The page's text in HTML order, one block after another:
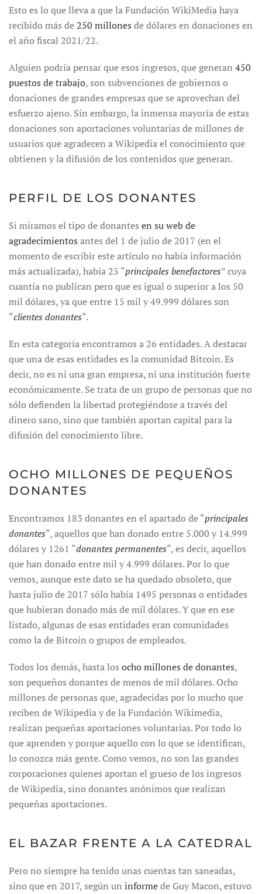
Esto es lo que lleva a que la Fundación WikiMedia haya
recibido más de250 millones de dólares en donaciones en
el año fiscal 2021/22.
Alguien podría pensar que esos ingresos, que generan 450
puestos de trabajo, son subvenciones de gobiernos o
donaciones de grandes empresas que se aprovechan del
esfuerzo ajeno. Sin embargo, la inmensa mayoría de estas
donaciones son aportaciones voluntarias de millones de
usuarios que agradecen a Wikipedia el conocimiento que
obtienen y la difusión de los contenidos que generan.
PERFIL DE LOS DONANTES
Si miramos el tipo de donantes en su web de
agradecimientos antes del 1 de julio de 2017 (en el
momento de escribir este artículo no había información
más actualizada), había 25 “principales benefactores” cuya
cuantía no publican pero que es igual o superior a los 50
mil dólares, ya que entre 15 mil y 49.999 dólares son
“clientes donantes“.
En esta categoría encontramos a 26 entidades. A destacar
que una de esas entidades es la comunidad Bitcoin. Es
decir, no es ni una gran empresa, ni una institución fuerte
económicamente. Se trata de un grupo de personas que no
sólo defienden la libertad protegiéndose a través del
dinero sano, sino que también aportan capital para la
difusión del conocimiento libre.
OCHO MILLONES DE PEQUEÑOS
DONANTES
Encontramos 183 donantes en el apartado de “principales
donantes“, aquellos que han donado entre 5.000 y 14.999
dólares y 1261 “donantes permanentes“, es decir, aquellos
que han donado entre mil y 4.999 dólares. Por lo que
vemos, aunque este dato se ha quedado obsoleto, que
hasta julio de 2017 sólo había 1495 personas o entidades
que hubieran donado más de mil dólares. Y que en ese
listado, algunas de esas entidades eran comunidades
como la de Bitcoin o grupos de empleados.
Todos los demás, hasta los ocho millones de donantes,
son pequeños donantes de menos de mil dólares. Ocho
millones de personas que, agradecidas por lo mucho que
reciben de Wikipedia y de la Fundación Wikimedia,
realizan pequeñas aportaciones voluntarias. Por todo lo
que aprenden y porque aquello con lo que se identifican,
lo conozca más gente. Como vemos, no son las grandes
corporaciones quienes aportan el grueso de los ingresos
de Wikipedia, sino donantes anónimos que realizan
pequeñas aportaciones.
EL BAZAR FRENTE A LA CATEDRAL
Pero no siempre ha tenido unas cuentas tan saneadas,
sino que en 2017, según un informede Guy Macon, estuvo